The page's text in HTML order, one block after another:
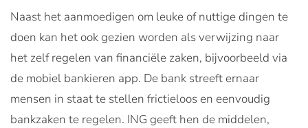
Naast het aanmoedigen om leuke of nuttige dingen te
doen kan het ook gezien worden als verwijzing naar
het zelf regelen van financiële zaken, bijvoorbeeld via
de mobiel bankieren app. De bank streeft ernaar
mensen in staat te stellen frictieloos en eenvoudig
bankzaken te regelen. ING geeft hen de middelen,